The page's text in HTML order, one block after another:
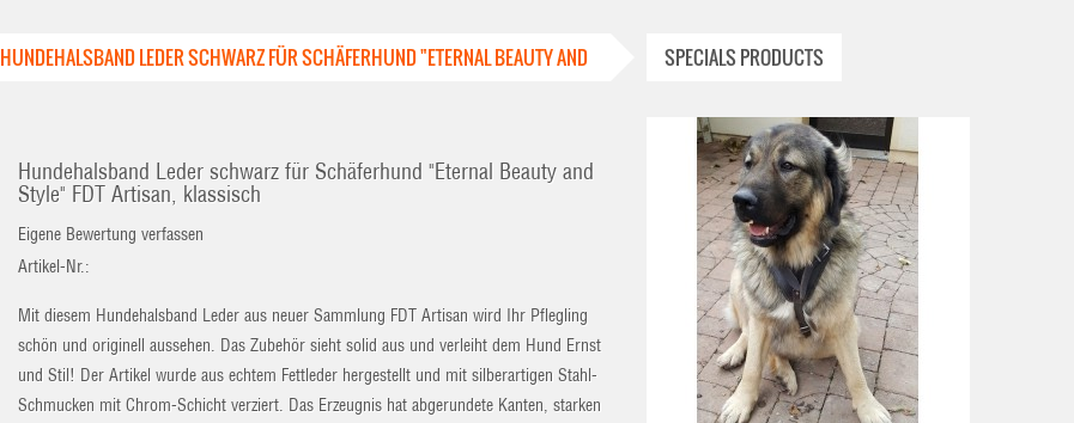
HUNDEHALSBAND LEDER SCHWARZ FÜR SCHÄFERHUND "ETERNAL BEAUTY AND
Hundehalsband Leder schwarz für Schäferhund "Eternal Beauty and
Style" FDT Artisan, klassisch
Eigene Bewertung verfassen
Artikel-Nr.:
Mit diesem Hundehalsband Leder aus neuer Sammlung FDT Artisan wird Ihr Pflegling
schön und originell aussehen. Das Zubehör sieht solid aus und verleiht dem Hund Ernst
und Stil! Der Artikel wurde aus echtem Fettleder hergestellt und mit silberartigen Stahl-
Schmucken mit Chrom-Schicht verziert. Das Erzeugnis hat abgerundete Kanten, starken
SPECIALS PRODUCTS